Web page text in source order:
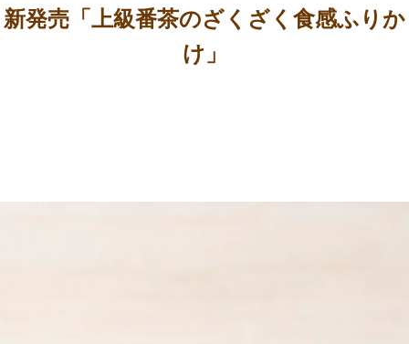
新発売「上級番茶のざくざく食感ふりか
け」